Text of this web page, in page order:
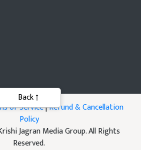
of Service|Refund & Cancellation
Policy
Jagran Media Group. All Rights
Reserved.